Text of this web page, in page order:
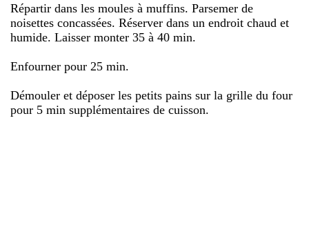
Répartir dans les moules à muffins. Parsemer de
noisettes concassées. Réserver dans un endroit chaud et
humide. Laisser monter 35 à 40 min.
Enfourner pour 25 min.
Démouler et déposer les petits pains sur la grille du four
pour 5 min supplémentaires de cuisson.